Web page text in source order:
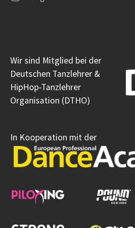
Wir sind Mitglied bei der
Deutschen Tanzlehrer &
HipHop-Tanzlehrer
Organisation (DTHO)
In Kooperation mit der